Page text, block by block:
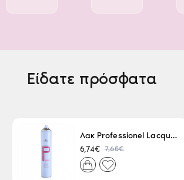
Είδατε πρόσφατα
Λακ Professionel Lacque Super Strong 500ml
6,74€ 7,65€